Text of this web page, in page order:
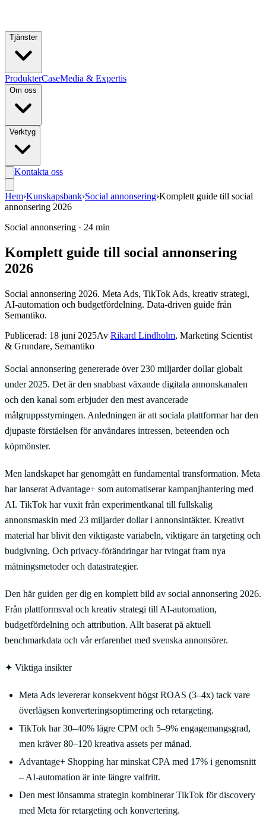
Tjänster
ProdukterCaseMedia & Expertis
Om oss
Verktyg
Kontakta oss
Hem›Kunskapsbank›Social annonsering›Komplett guide till social
annonsering 2026
Social annonsering · 24 min
Komplett guide till social annonsering
2026
Social annonsering 2026. Meta Ads, TikTok Ads, kreativ strategi,
AI-automation och budgetfördelning. Data-driven guide från
Semantiko.
Publicerad: 18 juni 2025Av Rikard Lindholm, Marketing Scientist
& Grundare, Semantiko
Social annonsering genererade över 230 miljarder dollar globalt
under 2025. Det är den snabbast växande digitala annonskanalen
och den kanal som erbjuder den mest avancerade
målgruppsstyrningen. Anledningen är att sociala plattformar har den
djupaste förståelsen för användares intressen, beteenden och
köpmönster.
Men landskapet har genomgått en fundamental transformation. Meta
har lanserat Advantage+ som automatiserar kampanjhantering med
AI. TikTok har vuxit från experimentkanal till fullskalig
annonsmaskin med 23 miljarder dollar i annonsintäkter. Kreativt
material har blivit den viktigaste variabeln, viktigare än targeting och
budgivning. Och privacy-förändringar har tvingat fram nya
mätningsmetoder och datastrategier.
Den här guiden ger dig en komplett bild av social annonsering 2026.
Från plattformsval och kreativ strategi till AI-automation,
budgetfördelning och attribution. Allt baserat på aktuell
benchmarkdata och vår erfarenhet med svenska annonsörer.
✦ Viktiga insikter
Meta Ads levererar konsekvent högst ROAS (3–4x) tack vare
överlägsen konverteringsoptimering och retargeting.
TikTok har 30–40% lägre CPM och 5–9% engagemangsgrad,
men kräver 80–120 kreativa assets per månad.
Advantage+ Shopping har minskat CPA med 17% i genomsnitt
– AI-automation är inte längre valfritt.
Den mest lönsamma strategin kombinerar TikTok för discovery
med Meta för retargeting och konvertering.